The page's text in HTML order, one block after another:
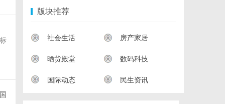
版块推荐
社会生活 房产家居
晒货殿堂 数码科技
国际动态 民生资讯